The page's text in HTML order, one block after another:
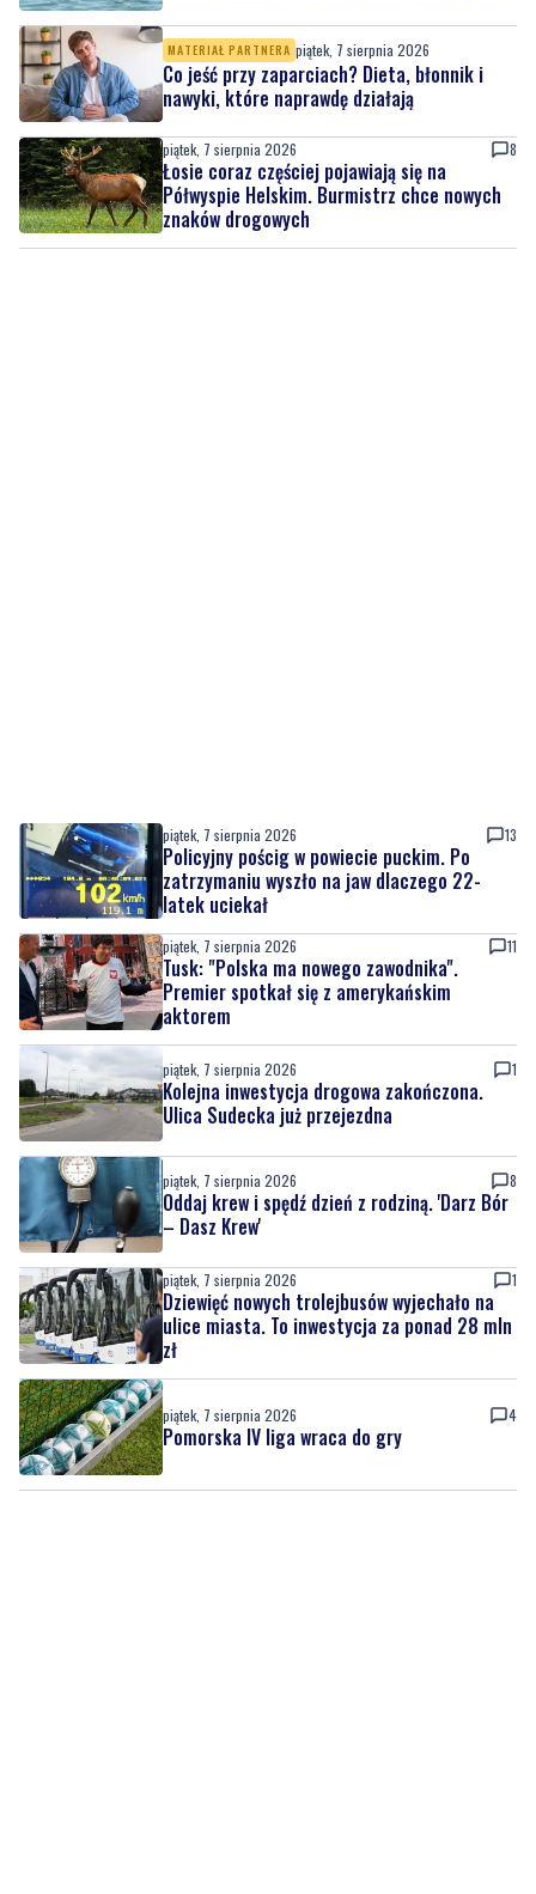
MATERIAŁ PARTNERA piątek, 7 sierpnia 2026
Co jeść przy zaparciach? Dieta, błonnik i
nawyki, które naprawdę działają
piątek, 7 sierpnia 2026 8
Łosie coraz częściej pojawiają się na
Półwyspie Helskim. Burmistrz chce nowych
znaków drogowych
piątek, 7 sierpnia 2026 13
Policyjny pościg w powiecie puckim. Po
zatrzymaniu wyszło na jaw dlaczego 22-
latek uciekał
piątek, 7 sierpnia 2026 11
Tusk: "Polska ma nowego zawodnika".
Premier spotkał się z amerykańskim
aktorem
piątek, 7 sierpnia 2026 1
Kolejna inwestycja drogowa zakończona.
Ulica Sudecka już przejezdna
piątek, 7 sierpnia 2026 8
Oddaj krew i spędź dzień z rodziną. 'Darz Bór
– Dasz Krew'
piątek, 7 sierpnia 2026 1
Dziewięć nowych trolejbusów wyjechało na
ulice miasta. To inwestycja za ponad 28 mln
zł
piątek, 7 sierpnia 2026 4
Pomorska IV liga wraca do gry